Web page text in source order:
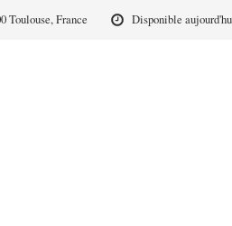
Toulouse, France Disponible